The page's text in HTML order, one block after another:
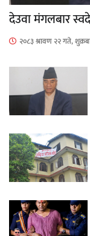
देउवा मंगलबार
२०८३ श्रावण २२ गते,